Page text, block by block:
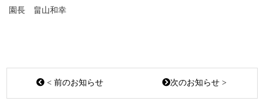
園長 畠山和幸
< 前のお知らせ 次のお知らせ >